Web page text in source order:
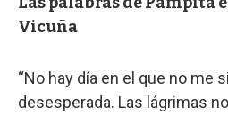
Vicuña
“No hay día en el que no me
desesperada. Las lágrimas